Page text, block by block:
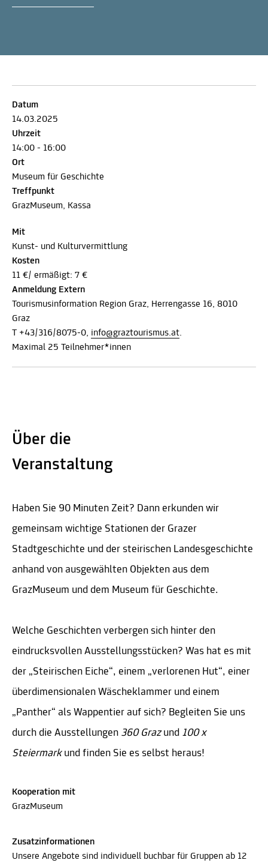
Datum
14.03.2025
Uhrzeit
14:00 - 16:00
Ort
Museum für Geschichte
Treffpunkt
GrazMuseum, Kassa
Mit
Kunst- und Kulturvermittlung
Kosten
11 €/ ermäßigt: 7 €
Anmeldung Extern
Tourismusinformation Region Graz, Herrengasse 16, 8010
Graz
T +43/316/8075-0, info@graztourismus.at.
Maximal 25 Teilnehmer*innen
Über die
Veranstaltung
Haben Sie 90 Minuten Zeit? Dann erkunden wir
gemeinsam wichtige Stationen der Grazer
Stadtgeschichte und der steirischen Landesgeschichte
anhand von ausgewählten Objekten aus dem
GrazMuseum und dem Museum für Geschichte.
Welche Geschichten verbergen sich hinter den
eindrucksvollen Ausstellungsstücken? Was hat es mit
der „Steirischen Eiche“, einem „verlorenen Hut“, einer
überdimensionalen Wäscheklammer und einem
„Panther“ als Wappentier auf sich? Begleiten Sie uns
durch die Ausstellungen 360 Grazund 100 x
Steiermarkund finden Sie es selbst heraus!
Kooperation mit
GrazMuseum
Zusatzinformationen
Unsere Angebote sind individuell buchbar für Gruppen ab 12